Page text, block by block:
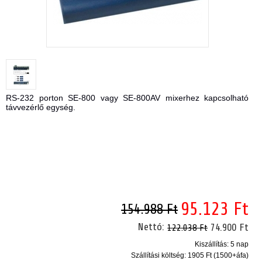
RS-232 porton SE-800 vagy SE-800AV mixerhez kapcsolható
távvezérlő egység.
154.988 Ft 95.123 Ft
Nettó:122.038 Ft 74.900 Ft
Kiszállítás: 5 nap
Szállítási költség: 1905 Ft (1500+áfa)